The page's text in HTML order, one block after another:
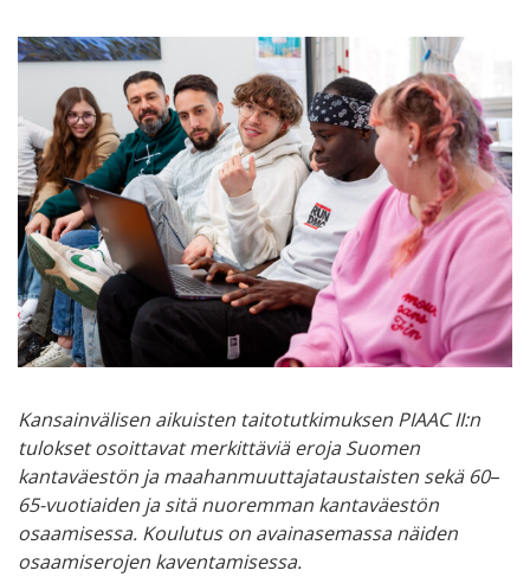
Kansainvälisen aikuisten taitotutkimuksen PIAAC II:n
tulokset osoittavat merkittäviä eroja Suomen
kantaväestön ja maahanmuuttajataustaisten sekä 60–
65-vuotiaiden ja sitä nuoremman kantaväestön
osaamisessa. Koulutus on avainasemassa näiden
osaamiserojen kaventamisessa.